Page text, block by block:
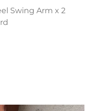
Swing Arm x 2